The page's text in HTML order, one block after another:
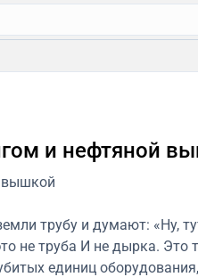
и нефтяной
вышкой
трубу и думают: «Ну,
не труба И не дырка. Это
единиц